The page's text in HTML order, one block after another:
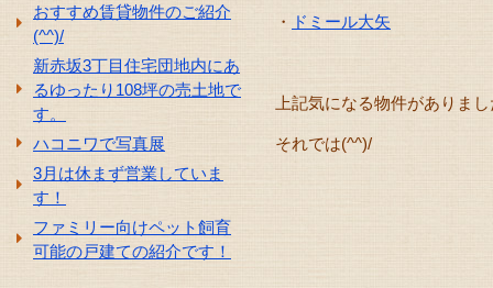
おすすめ賃貸物件のご紹介
(^^)/
新赤坂3丁目住宅団地内にあ
るゆったり108坪の売土地で
す。
ハコニワで写真展
3月は休まず営業していま
す！
ファミリー向けペット飼育
可能の戸建ての紹介です！
・ ドミール大矢
上記気になる物件がありま
それでは(^^)/